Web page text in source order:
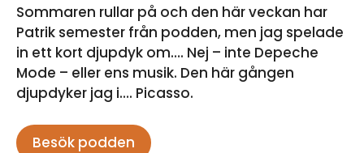
Sommaren rullar på och den här veckan har
Patrik semester från podden, men jag spelade
in ett kort djupdyk om…. Nej – inte Depeche
Mode – eller ens musik. Den här gången
djupdyker jag i…. Picasso.
Besök podden